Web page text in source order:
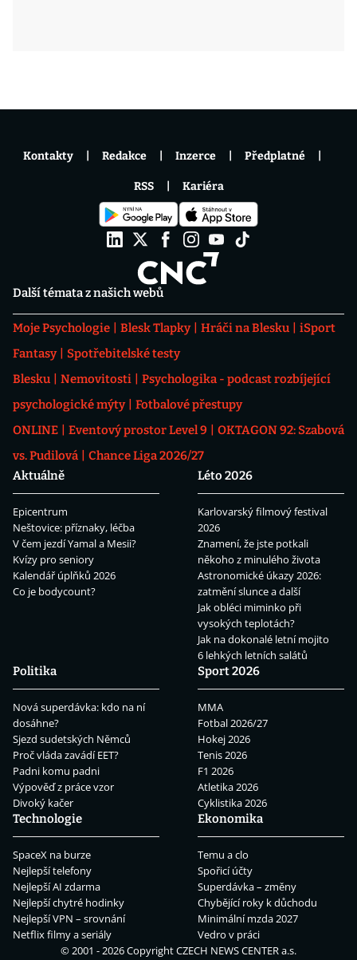
Další témata z našich webů
Moje Psychologie Blesk Tlapky Hráči na Blesku
iSport
Fantasy
Spotřebitelské testy
Blesku
Nemovitosti
Psychologika - podcast rozbíjející
psychologické mýty
Fotbalové přestupy
ONLINE
Eventový prostor Level 9
OKTAGON 92: Szabová
vs. Pudilová
Chance Liga 2026/27
Aktuálně
Epicentrum
Neštovice: příznaky, léčba
V čem jezdí Yamal a Mesii?
Kvízy pro seniory
Kalendář úplňků 2026
Co je bodycount?
Léto 2026
Karlovarský filmový festival
2026
Znamení, že jste potkali
někoho z minulého života
Astronomické úkazy 2026:
zatmění slunce a další
Jak obléci miminko při
vysokých teplotách?
Jak na dokonalé letní mojito
6 lehkých letních salátů
Politika
Nová superdávka: kdo na ní
dosáhne?
Sjezd sudetských Němců
Proč vláda zavádí EET?
Padni komu padni
Výpověď z práce vzor
Divoký kačer
Sport 2026
MMA
Fotbal 2026/27
Hokej 2026
Tenis 2026
F1 2026
Atletika 2026
Cyklistika 2026
Technologie
SpaceX na burze
Nejlepší telefony
Nejlepší AI zdarma
Nejlepší chytré hodinky
Nejlepší VPN – srovnání
Netflix filmy a seriály
Ekonomika
Temu a clo
Spořicí účty
Superdávka – změny
Chybějící roky k důchodu
Minimální mzda 2027
Vedro v práci
Kontakty Redakce Inzerce Předplatné
RSS Kariéra
© 2001 - 2026 CopyrightCZECH NEWS CENTER a.s.